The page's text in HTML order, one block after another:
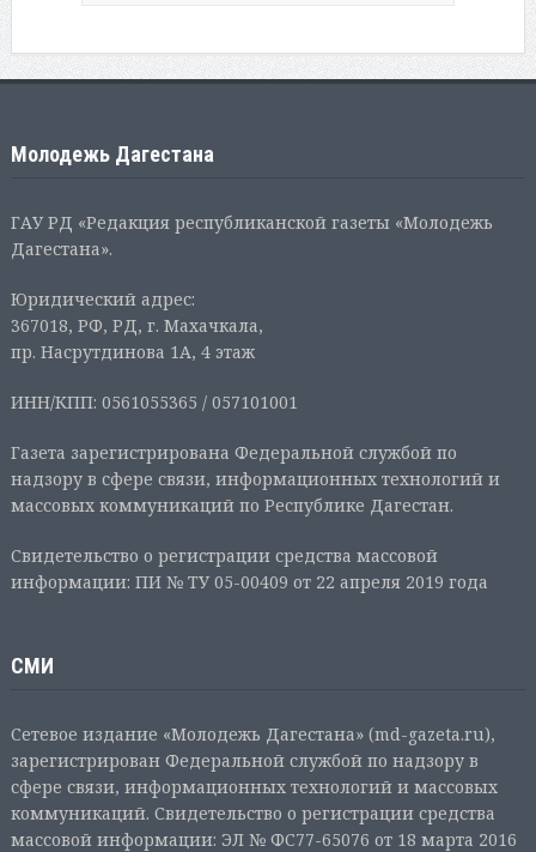
Молодежь Дагестана
ГАУ РД «Редакция республиканской газеты «Молодежь
Дагестана».
Юридический адрес:
367018, РФ, РД, г. Махачкала,
пр. Насрутдинова 1А, 4 этаж
ИНН/КПП: 0561055365 / 057101001
Газета зарегистрирована Федеральной службой по
надзору в сфере связи, информационных технологий и
массовых коммуникаций по Республике Дагестан.
Свидетельство о регистрации средства массовой
информации: ПИ № ТУ 05-00409 от 22 апреля 2019 года
СМИ
Сетевое издание «Молодежь Дагестана» (md-gazeta.ru),
зарегистрирован Федеральной службой по надзору в
сфере связи, информационных технологий и массовых
коммуникаций. Свидетельство о регистрации средства
массовой информации: ЭЛ № ФС77-65076 от 18 марта 2016